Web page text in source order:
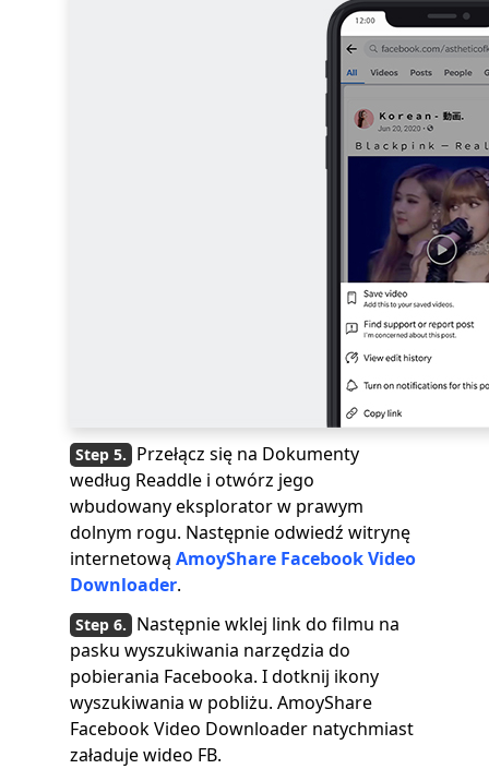
Przełącz się na Dokumenty
według Readdle i otwórz jego
wbudowany eksplorator w prawym
dolnym rogu. Następnie odwiedź witrynę
internetową AmoyShare Facebook Video
Downloader.
Następnie wklej link do filmu na
pasku wyszukiwania narzędzia do
pobierania Facebooka. I dotknij ikony
wyszukiwania w pobliżu. AmoyShare
Facebook Video Downloader natychmiast
załaduje wideo FB.